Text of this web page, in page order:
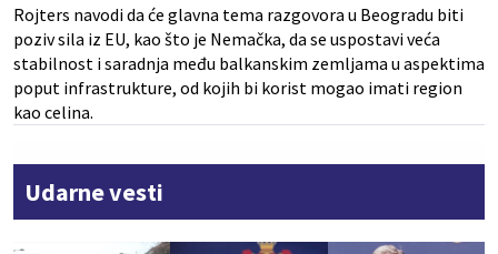
Rojters navodi da će glavna tema razgovora u Beogradu biti
poziv sila iz EU, kao što je Nemačka, da se uspostavi veća
stabilnost i saradnja među balkanskim zemljama u aspektima
poput infrastrukture, od kojih bi korist mogao imati region
kao celina.
Udarne vesti